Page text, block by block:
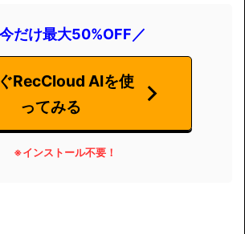
だけ最大50%OFF／
RecCloud AIを使
ってみる
※インストール不要 ！